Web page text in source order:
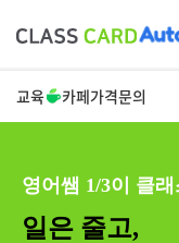
교육 카페가격문의
영어쌤 1/3이 클
일은 줄고,